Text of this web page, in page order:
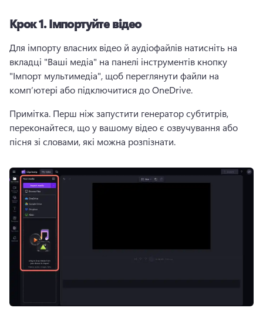
Крок 1.Імпортуйте відео
Для імпорту власних відео й аудіофайлів натисніть на
вкладці "Ваші медіа" на панелі інструментів кнопку
"Імпорт мультимедіа", щоб переглянути файли на
комп’ютері або підключитися до OneDrive.
Примітка. Перш ніж запустити генератор субтитрів,
переконайтеся, що у вашому відео є озвучування або
пісня зі словами, які можна розпізнати.